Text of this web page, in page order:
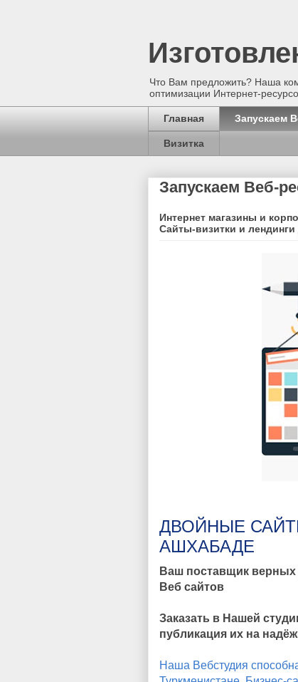
Что Вам предложить? Наша
оптимизации Интернет-
Главная Запускаем
Визитка
Запускаем Веб-
Интернет магазины и
Сайты-визитки и лендинги
ДВОЙНЫЕ
АШХАБАДЕ
Ваш поставщик
Веб сайтов
Заказать в Нашей
публикация их на
Наша Вебстудия